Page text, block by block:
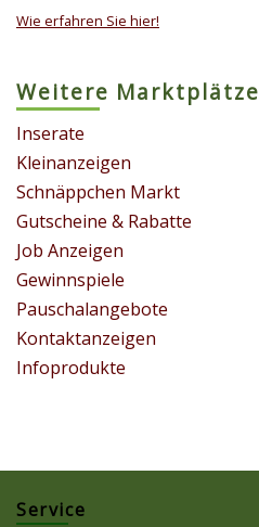
Wie erfahren Sie hier!
Weitere Marktplätze
Inserate
Kleinanzeigen
Schnäppchen Markt
Gutscheine & Rabatte
Job Anzeigen
Gewinnspiele
Pauschalangebote
Kontaktanzeigen
Infoprodukte
Service